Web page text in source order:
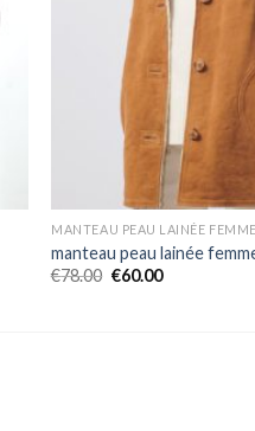
MANTEAU PEAU LAINÉE FEMME
manteau peau lainée
€78.00 €60.00